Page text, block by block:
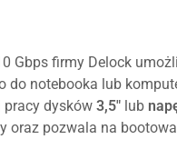
Gbps firmy Delock
do notebooka lub
pracy dysków 3,5" lub
oraz pozwala na